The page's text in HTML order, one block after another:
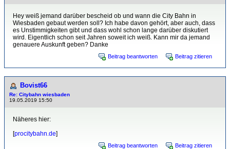
Hey weiß jemand darüber bescheid ob und wann die City Bahn in
Wiesbaden gebaut werden soll? Ich habe davon gehört, aber auch, dass
es Unstimmigkeiten gibt und dass wohl schon lange darüber diskutiert
wird. Eigentlich schon seit Jahren soweit ich weiß. Kann mir da jemand
genauere Auskunft geben? Danke
Beitrag beantworten Beitrag zitieren
Bovist66
Re: Citybahn wiesbaden
19.05.2019 15:50
Näheres hier:
[procitybahn.de]
Beitrag beantworten Beitrag zitieren